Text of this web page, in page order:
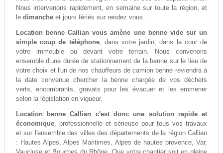
Nous intervenons rapidement, en semaine sur toute la région, et
le dimancheet jours fériés sur rendez vous.
Location benne Callian vous amène une benne vide sur un
simple coup de téléphone, dans votre jardin, dans la cour de
votre immeuble ou devant votre terrain. Nous convenons
ensemble d'une durée de stationnement de la benne sur le lieu de
votre choix et l'un de nos chauffeurs de camion benne reviendra à
la date convenue chercher la benne chargée de vos déchets
verts, encombrants, gravats pour les évacuer et les emmener
selon la législation en vigueur.
Location benne Callian c'est donc une solution rapide et
économique, professionnelle et sérieuse pour tous vos travaux
et sur l'ensemble des villes des départements de la région Callian
: Hautes Alpes, Alpes Maritimes, Alpes de hautes provence, Var,